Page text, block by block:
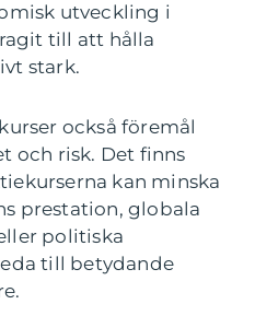
utveckling i
till att hålla
stark.
också föremål
och risk. Det finns
kan minska
prestation, globala
politiska
till betydande